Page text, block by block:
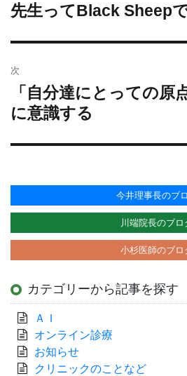
ー
ナ
ー
シ
ョ
過
の
稿:
先生ってBlack Sheep
次
次
の
投
稿:
「自分達にとっての原
に意識する
今井理事長のブ
川端院長のブロ
小杉医師のブロ
カテゴリーから記事を探す
ＡＩ
オンライン診療
お知らせ
クリニックのことなど